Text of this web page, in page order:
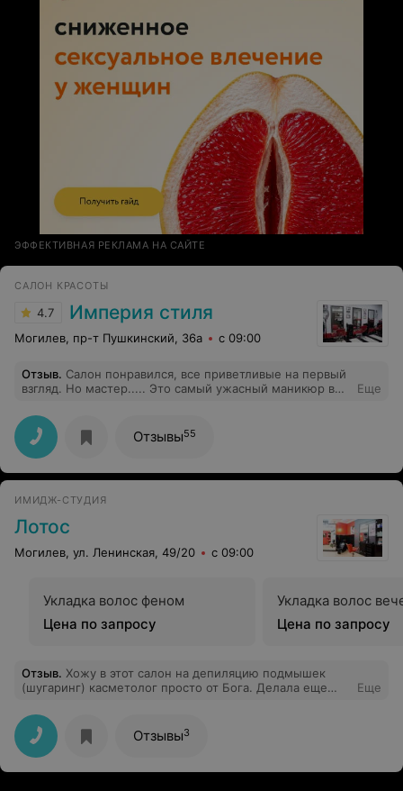
ЭФФЕКТИВНАЯ РЕКЛАМА НА САЙТЕ
САЛОН КРАСОТЫ
4.7 Империя стиля
Могилев, пр-т Пушкинский, 36а с 09:00
Отзыв. Салон понравился, все приветливые на первый
взгляд. Но мастер..... Это самый ужасный маникюр в
Порезала каждый палец, затекший лак, все ногти
разные. Один ноготок восполился. Очень больно. Жаль
нельзя прикрепить фото( больше экспериментировать
не стану, пойду только к своему мастеру. Очень
разочарована походом.
Еще
Отзывы55
ИМИДЖ-СТУДИЯ
Лотос
Могилев, ул. Ленинская, 49/20 с 09:00
Укладка волос феном
Цена по запросу
Укладка волос
Цена по запросу
Отзыв. Хожу в этот салон на депиляцию подмышек
(шугаринг) касметолог просто от Бога. Делала еще
осталась довольна..
Еще
Отзывы3